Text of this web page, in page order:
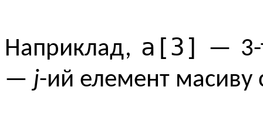
Наприклад, а[3]
— 3-
— j-ий елемент масиву